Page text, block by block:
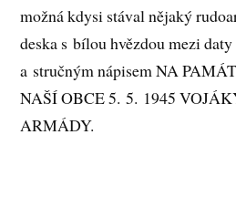
možná kdysi stával nějaký
deska s bílou hvězdou mezi
a stručným nápisem NA
NAŠÍ OBCE 5. 5. 1945
ARMÁDY.